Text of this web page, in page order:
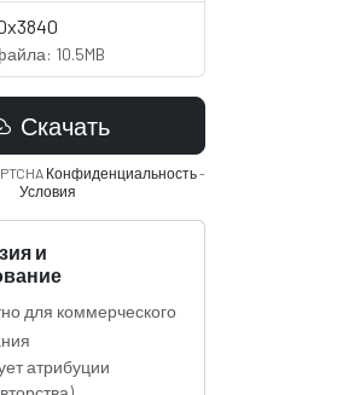
10.5MB
Скачать
Конфиденциальность-
Условия
и
для коммерческого
атрибуции